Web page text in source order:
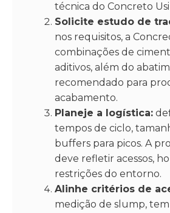
técnica do Concreto
Solicite estudo de
nos requisitos, a
combinações de
aditivos, além do
recomendado para
acabamento.
Planeje a logística:
tempos de ciclo,
buffers para picos. A
deve refletir acessos,
restrições do entorno.
Alinhe critérios de
medição de slump,